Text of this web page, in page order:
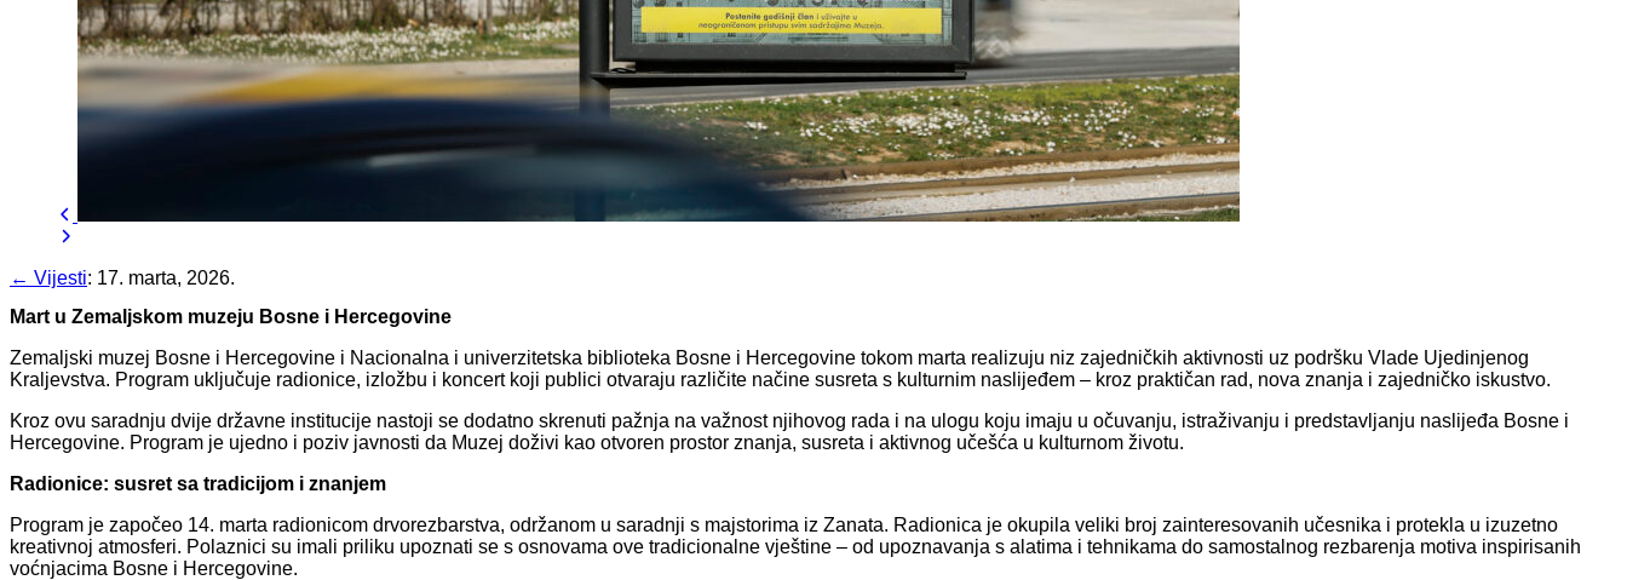
← Vijesti: 17. marta, 2026.
Mart u Zemaljskom muzeju Bosne i Hercegovine
Zemaljski muzej Bosne i Hercegovine i Nacionalna i univerzitetska biblioteka Bosne i Hercegovine tokom marta realizuju niz zajedničkih aktivnosti uz podršku Vlade Ujedinjenog
Kraljevstva. Program uključuje radionice, izložbu i koncert koji publici otvaraju različite načine susreta s kulturnim naslijeđem – kroz praktičan rad, nova znanja i zajedničko iskustvo.
Kroz ovu saradnju dvije državne institucije nastoji se dodatno skrenuti pažnja na važnost njihovog rada i na ulogu koju imaju u očuvanju, istraživanju i predstavljanju naslijeđa Bosne i
Hercegovine. Program je ujedno i poziv javnosti da Muzej doživi kao otvoren prostor znanja, susreta i aktivnog učešća u kulturnom životu.
Radionice: susret sa tradicijom i znanjem
Program je započeo 14. marta radionicom drvorezbarstva, održanom u saradnji s majstorima iz Zanata. Radionica je okupila veliki broj zainteresovanih učesnika i protekla u izuzetno
kreativnoj atmosferi. Polaznici su imali priliku upoznati se s osnovama ove tradicionalne vještine – od upoznavanja s alatima i tehnikama do samostalnog rezbarenja motiva inspirisanih
voćnjacima Bosne i Hercegovine.